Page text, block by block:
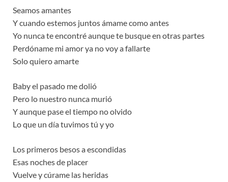
Seamos amantes
Y cuando estemos juntos ámame como antes
Yo nunca te encontré aunque te busque en otras partes
Perdóname mi amor ya no voy a fallarte
Solo quiero amarte
Baby el pasado me dolió
Pero lo nuestro nunca murió
Y aunque pase el tiempo no olvido
Lo que un día tuvimos tú y yo
Los primeros besos a escondidas
Esas noches de placer
Vuelve y cúrame las heridas